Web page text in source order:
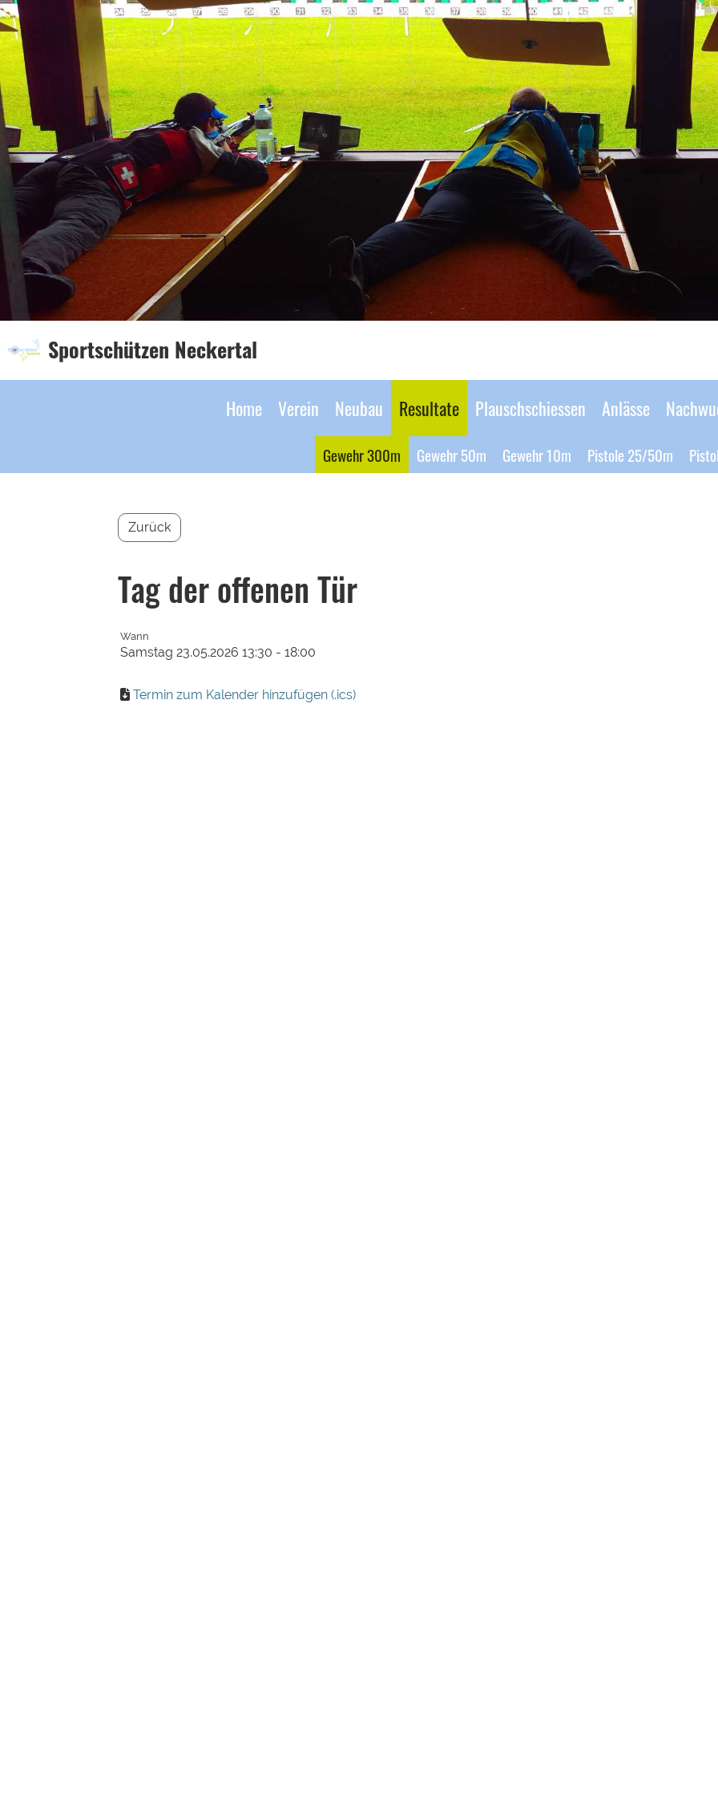
Sportschützen Neckertal
Home Verein Neubau Resultate Plauschschiessen Anlässe
Gewehr 300m Gewehr 50m Gewehr 10m Pistole 25/50m
Zurück
Tag der offenen Tür
Wann
Samstag 23.05.2026 13:30 - 18:00
Termin zum Kalender hinzufügen (.ics)